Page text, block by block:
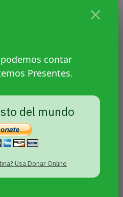
contar
Presentes.
del mundo
Usa Donar Online
editorial
al deseo